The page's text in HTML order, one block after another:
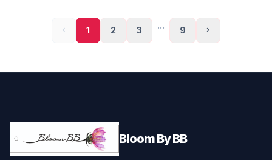
chevron_left 1 2 3 ... 9 chevron_right
Bloom By BB